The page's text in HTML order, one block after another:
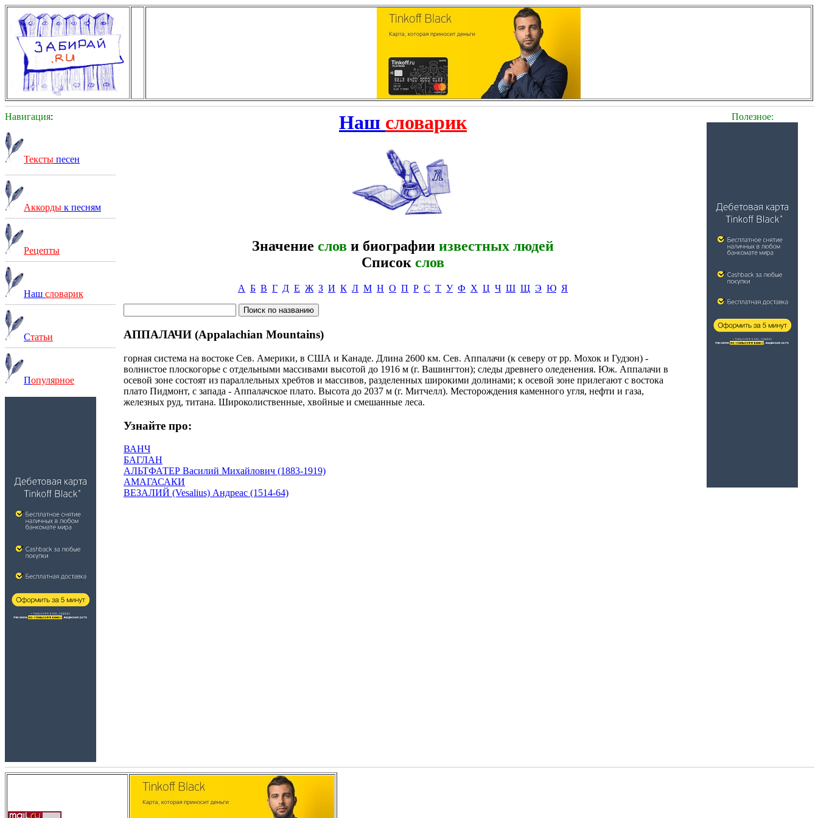
Навигация:
Тексты песен
Аккорды к песням
Рецепты
Наш словарик
Статьи
Популярное
Наш словарик
Значение слов и биографии известных людей
Список слов
А Б В Г Д Е Ж З И К Л М Н О П Р С Т У Ф Х Ц Ч Ш Щ Э Ю Я
АППАЛАЧИ (Appalachian Mountains)
горная система на востоке Сев. Америки, в США и Канаде. Длина 2600 км. Сев. Аппалачи (к северу от рр. Мохок и Гудзон) -
волнистое плоскогорье с отдельными массивами высотой до 1916 м (г. Вашингтон); следы древнего оледенения. Юж. Аппалачи в
осевой зоне состоят из параллельных хребтов и массивов, разделенных широкими долинами; к осевой зоне прилегают с востока
плато Пидмонт, с запада - Аппалачское плато. Высота до 2037 м (г. Митчелл). Месторождения каменного угля, нефти и газа,
железных руд, титана. Широколиственные, хвойные и смешанные леса.
Узнайте про:
ВАНЧ
БАГЛАН
АЛЬТФАТЕР Василий Михайлович (1883-1919)
АМАГАСАКИ
ВЕЗАЛИЙ (Vesalius) Андреас (1514-64)
Полезное: